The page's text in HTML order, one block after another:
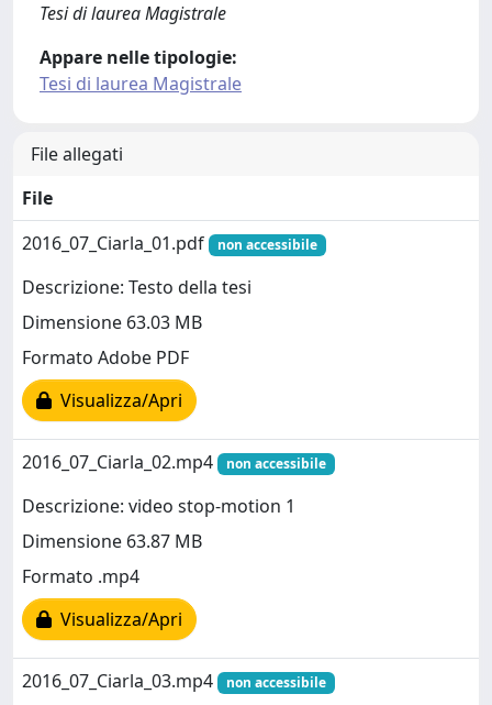
Tesi di laurea Magistrale
Appare nelle tipologie:
Tesi di laurea Magistrale
File allegati
File
2016_07_Ciarla_01.pdf
non accessibile
Descrizione: Testo della tesi
Dimensione 63.03 MB
Formato Adobe PDF
Visualizza/Apri
2016_07_Ciarla_02.mp4 non accessibile
Descrizione: video stop-motion 1
Dimensione 63.87 MB
Formato .mp4
Visualizza/Apri
2016_07_Ciarla_03.mp4 non accessibile